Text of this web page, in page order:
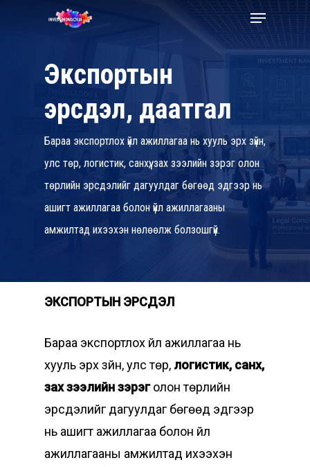
Menu
Экспортын
эрсдэл, даатгал
Бараа экспортлох үйл ажиллагаа нь хууль эрх зүйн,
улс төр, логистик, санхүү, зах зээлийн зэрэг олон
төрлийн эрсдэлийг дагуулдаг бөгөөд эдгээр нь
ашигт ажиллагаа болон үйл ажиллагааны
амжилтад ихээхэн нөлөөлж болзошгүй.
ЭКСПОРТЫН ЭРСДЭЛ
Бараа экспортлох үйл ажиллагаа нь
хууль эрх зүйн, улс төр, логистик, санхүү,
зах зээлийн зэрэголон төрлийн
эрсдэлийг дагуулдаг бөгөөд эдгээр
нь ашигт ажиллагаа болон үйл
ажиллагааны амжилтад ихээхэн
Menu